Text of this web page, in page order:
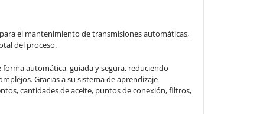
el mantenimiento de transmisiones automáticas,
del proceso.
automática, guiada y segura, reduciendo
Gracias a su sistema de aprendizaje
cantidades de aceite, puntos de conexión, filtros,